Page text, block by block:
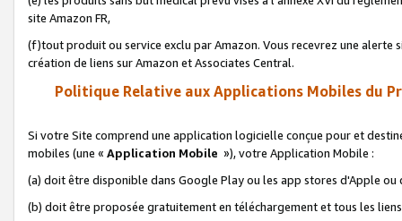
site Amazon FR,
(f)tout produit ou service exclu par Amazon. Vous recevrez une alerte
création de liens sur Amazon et Associates Central.
Politique Relative aux Applications Mobiles du
Si votre Site comprend une application logicielle conçue pour et
mobiles (une « Application Mobile »), votre Application Mobile :
(a) doit être disponible dans Google Play ou les app stores d'Apple ou
(b) doit être proposée gratuitement en téléchargement et tous les